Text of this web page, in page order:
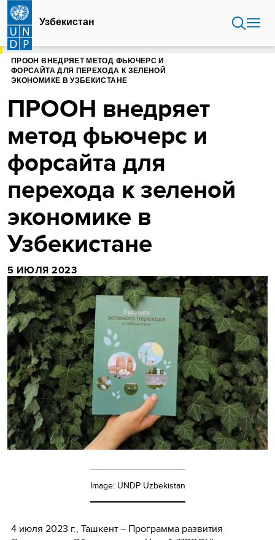
Перейти
основному
содержанию
Узбекистан
ГЛАВНАЯ
ПРООН ВНЕДРЯЕТ МЕТОД ФЬЮЧЕРС И
ФОРСАЙТА ДЛЯ ПЕРЕХОДА К ЗЕЛЕНОЙ
ЭКОНОМИКЕ В УЗБЕКИСТАНЕ
ПРООН внедряет
метод фьючерс и
форсайта для
перехода к зеленой
экономике в
Узбекистане
5 ИЮЛЯ 2023
Image: UNDP Uzbekistan
4 июля 2023 г., Ташкент – Программа развития